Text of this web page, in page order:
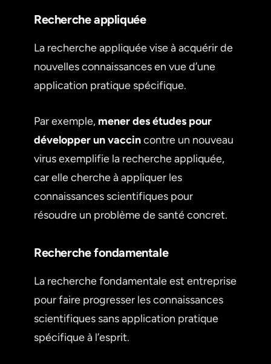
Recherche appliquée
La recherche appliquée vise à acquérir de
nouvelles connaissances en vue d’une
application pratique spécifique.
Par exemple, mener des études pour
développer un vaccincontre un nouveau
virus exemplifie la recherche appliquée,
car elle cherche à appliquer les
connaissances scientifiques pour
résoudre un problème de santé concret.
Recherche fondamentale
La recherche fondamentale est entreprise
pour faire progresser les connaissances
scientifiques sans application pratique
spécifique à l’esprit.